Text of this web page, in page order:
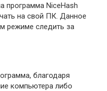
программа NiceHash
на свой ПК. Данное
режиме следить за
благодаря
компьютера либо